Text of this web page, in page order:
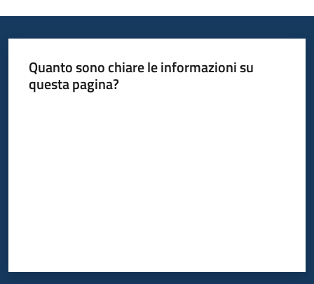
progetti
Quanto sono chiare le informazioni su
questa pagina?